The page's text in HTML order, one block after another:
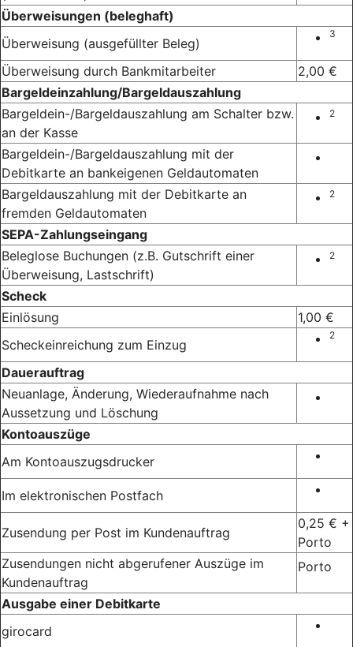
Überweisungen (beleghaft)
Überweisung (ausgefüllter Beleg)
3
Überweisung durch Bankmitarbeiter
2,00 €
Bargeldeinzahlung/Bargeldauszahlung
Bargeldein-/Bargeldauszahlung am Schalter bzw.
an der Kasse
2
Bargeldein-/Bargeldauszahlung mit der
Debitkarte an bankeigenen Geldautomaten
Bargeldauszahlung mit der Debitkarte an
fremden Geldautomaten
2
SEPA-Zahlungseingang
Beleglose Buchungen (z.B. Gutschrift einer
Überweisung, Lastschrift)
2
Scheck
Einlösung
1,00 €
Scheckeinreichung zum Einzug
2
Dauerauftrag
Neuanlage, Änderung, Wiederaufnahme nach
Aussetzung und Löschung
Kontoauszüge
Am Kontoauszugsdrucker
Im elektronischen Postfach
Zusendung per Post im Kundenauftrag
0,25 € +
Porto
Zusendungen nicht abgerufener Auszüge im
Kundenauftrag
Porto
Ausgabe einer Debitkarte
girocard